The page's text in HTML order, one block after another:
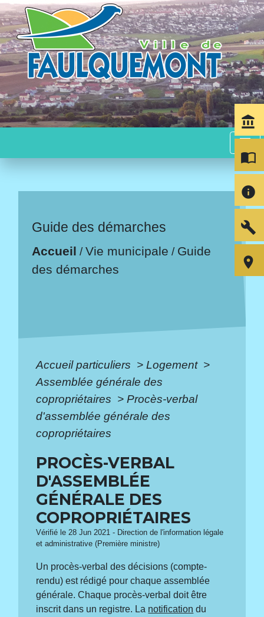
menu
Guide des démarches
Accueil /Vie municipale / Guide
des démarches
Accueil particuliers > Logement >
Assemblée générale des
copropriétaires > Procès-verbal
d'assemblée générale des
copropriétaires
PROCÈS-VERBAL
D'ASSEMBLÉE
GÉNÉRALE DES
COPROPRIÉTAIRES
Vérifié le 28 Jun 2021 - Direction de l'information légale
et administrative (Première ministre)
Un procès-verbal des décisions (compte-
rendu) est rédigé pour chaque assemblée
générale. Chaque procès-verbal doit être
inscrit dans un registre. La notification du
account_balance
import_contacts
info
build
room